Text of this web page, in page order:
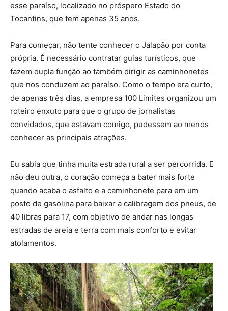
esse paraíso, localizado no próspero Estado do
Tocantins, que tem apenas 35 anos.
Para começar, não tente conhecer o Jalapão por conta
própria. É necessário contratar guias turísticos, que
fazem dupla função ao também dirigir as caminhonetes
que nos conduzem ao paraíso. Como o tempo era curto,
de apenas três dias, a empresa 100 Limites organizou um
roteiro enxuto para que o grupo de jornalistas
convidados, que estavam comigo, pudessem ao menos
conhecer as principais atrações.
Eu sabia que tinha muita estrada rural a ser percorrida. E
não deu outra, o coração começa a bater mais forte
quando acaba o asfalto e a caminhonete para em um
posto de gasolina para baixar a calibragem dos pneus, de
40 libras para 17, com objetivo de andar nas longas
estradas de areia e terra com mais conforto e evitar
atolamentos.